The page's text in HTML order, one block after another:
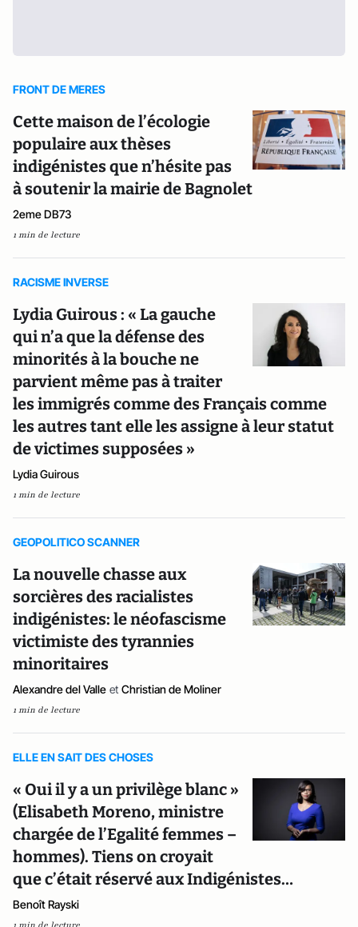
FRONT DE MERES
Cette maison de l’écologie
populaire aux thèses
indigénistes que n’hésite pas
à soutenir la mairie de Bagnolet
2eme DB73
1 min de lecture
RACISME INVERSE
Lydia Guirous : « La gauche
qui n’a que la défense des
minorités à la bouche ne
parvient même pas à traiter
les immigrés comme des Français comme
les autres tant elle les assigne à leur statut
de victimes supposées »
Lydia Guirous
1 min de lecture
GEOPOLITICO SCANNER
La nouvelle chasse aux
sorcières des racialistes
indigénistes: le néofascisme
victimiste des tyrannies
minoritaires
Alexandre del Valle et Christian de Moliner
1 min de lecture
ELLE EN SAIT DES CHOSES
« Oui il y a un privilège blanc »
(Elisabeth Moreno, ministre
chargée de l’Egalité femmes –
hommes). Tiens on croyait
que c’était réservé aux Indigénistes…
Benoît Rayski